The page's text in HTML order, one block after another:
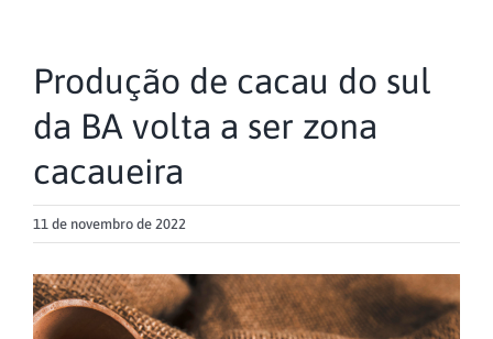
Produção de cacau do sul
da BA volta a ser zona
cacaueira
11 de novembro de 2022
View
Larger